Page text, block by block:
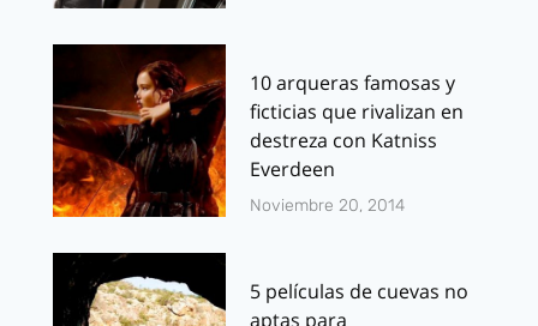
10 arqueras famosas y
ficticias que rivalizan en
destreza con Katniss
Everdeen
Noviembre 20, 2014
5 películas de cuevas no
aptas para